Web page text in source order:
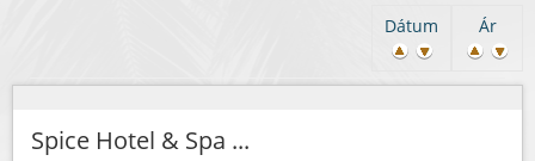
Ár
Dátum
Spice Hotel & Spa ...